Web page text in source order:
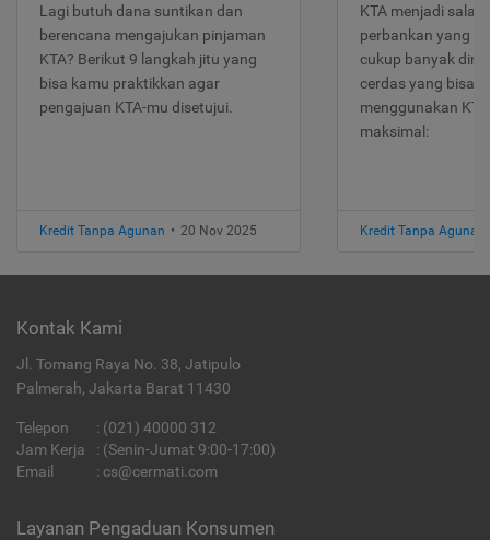
Lagi butuh dana suntikan dan
berencana mengajukan pinjaman
KTA? Berikut 9 langkah jitu yang
bisa kamu praktikkan agar
pengajuan KTA-mu disetujui.
Kredit Tanpa Agunan • 20 Nov 2025
KTA menjadi
perbankan yang
cukup banyak
cerdas yang bisa
menggunakan
maksimal:
Kredit Tanpa Agunan
Kontak Kami
Jl. Tomang Raya No. 38, Jatipulo
Palmerah, Jakarta Barat 11430
Telepon : (021) 40000 312
Jam Kerja
: (Senin-Jumat 9:00-17:00)
Email
: cs@cermati.com
Layanan Pengaduan Konsumen